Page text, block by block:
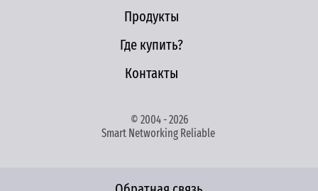
Продукты
Где купить?
Контакты
© 2004 - 2026
Smart Networking Reliable